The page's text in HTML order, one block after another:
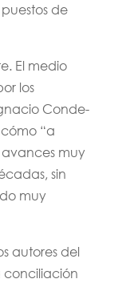
de
El medio
los
Conde-
“a
muy
sin
muy
autores del
conciliación